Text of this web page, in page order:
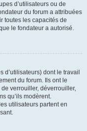
d’utilisateurs ou de
du forum a attribuées
toutes les capacités de
le fondateur a autorisé.
d’utilisateurs) dont le travail
du forum. Ils ont le
verrouiller, déverrouiller,
qu’ils modèrent.
utilisateurs partent en